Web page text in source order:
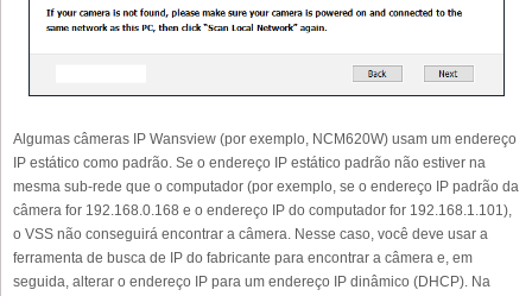
Algumas câmeras IP Wansview (por exemplo, NCM620W) usam um endereço
IP estático como padrão. Se o endereço IP estático padrão não estiver na
mesma sub-rede que o computador (por exemplo, se o endereço IP padrão da
câmera for 192.168.0.168 e o endereço IP do computador for 192.168.1.101),
o VSS não conseguirá encontrar a câmera. Nesse caso, você deve usar a
ferramenta de busca de IP do fabricante para encontrar a câmera e, em
seguida, alterar o endereço IP para um endereço IP dinâmico (DHCP). Na